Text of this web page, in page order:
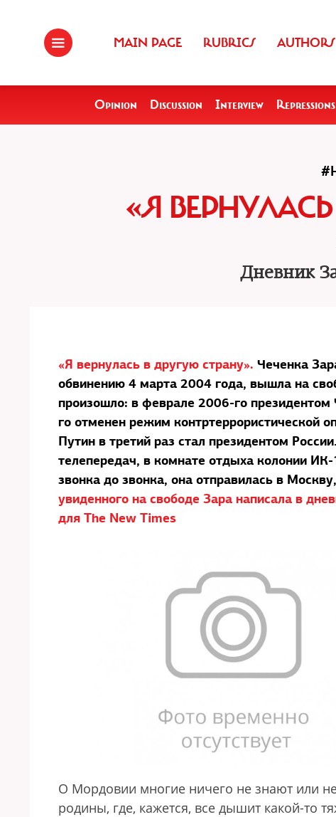
MAIN PAGE RUBRICS AUTHORS
Opinion Discussion Interview Repressions
«Я
Дневник
«Я вернулась в другую страну». Чеченка
обвинению 4 марта 2004 года, вышла на
произошло: в феврале 2006-го
го отменен режим контртеррористической
Путин в третий раз стал президентом
телепередач, в комнате отдыха колонии
звонка до звонка, она отправилась в
увиденного на свободе Зара написала в
для The New Times
О Мордовии многие ничего не знают или
родины, где, кажется, все дышит какой-то